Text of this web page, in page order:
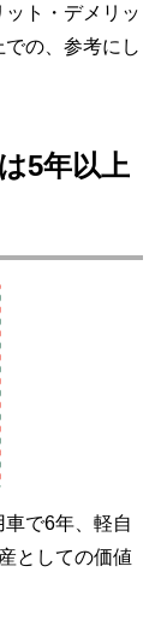
ト・デメリッ
での、参考にし
5年以上
で6年、軽自
としての価値